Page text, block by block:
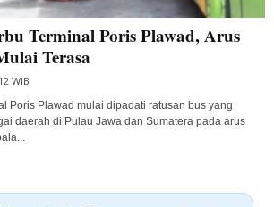
Terminal Poris Plawad, Arus
Terasa
WIB
Poris Plawad mulai dipadati ratusan bus yang
daerah di Pulau Jawa dan Sumatera pada arus